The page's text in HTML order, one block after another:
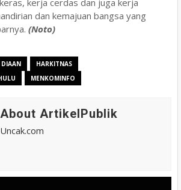
dan kemajuan bangsa yang
(Noto)
DIAAN
HARKITNAS
MENKOMINFO
About ArtikelPublik
Uncak.com